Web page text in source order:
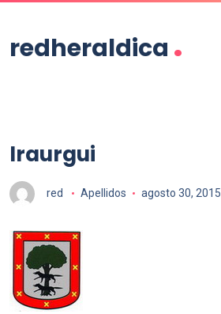
redheraldica .
Iraurgui
red Apellidos agosto 30, 2015